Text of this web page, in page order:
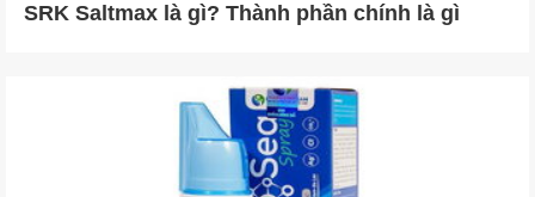
SRK Saltmax là gì? Thành phần chính là gì